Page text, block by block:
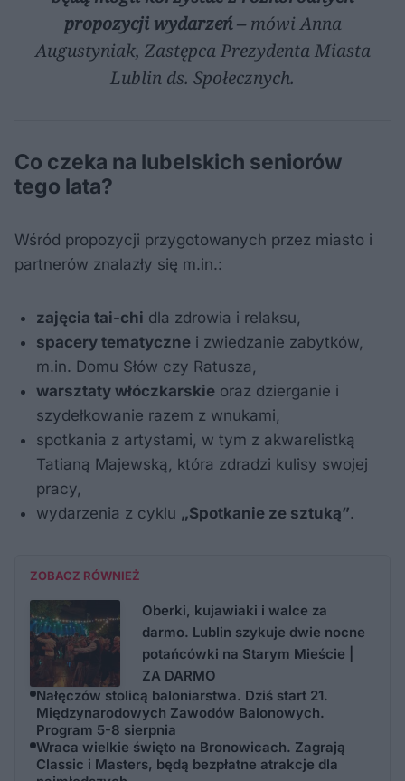
propozycji wydarzeń –mówi Anna
Augustyniak, Zastępca Prezydenta Miasta
Lublin ds. Społecznych.
Co czeka na lubelskich seniorów
tego lata?
Wśród propozycji przygotowanych przez miasto i
partnerów znalazły się m.in.:
zajęcia tai-chi dla zdrowia i relaksu,
spacery tematyczne i zwiedzanie zabytków,
m.in. Domu Słów czy Ratusza,
warsztaty włóczkarskie oraz dzierganie i
szydełkowanie razem z wnukami,
spotkania z artystami, w tym z akwarelistką
Tatianą Majewską, która zdradzi kulisy swojej
pracy,
wydarzenia z cyklu „Spotkanie ze sztuką”.
ZOBACZ RÓWNIEŻ
Oberki, kujawiaki i walce za
darmo. Lublin szykuje dwie nocne
potańcówki na Starym Mieście |
ZA DARMO
Nałęczów stolicą baloniarstwa. Dziś start 21.
Międzynarodowych Zawodów Balonowych.
Program 5-8 sierpnia
Wraca wielkie święto na Bronowicach. Zagrają
Classic i Masters, będą bezpłatne atrakcje dla